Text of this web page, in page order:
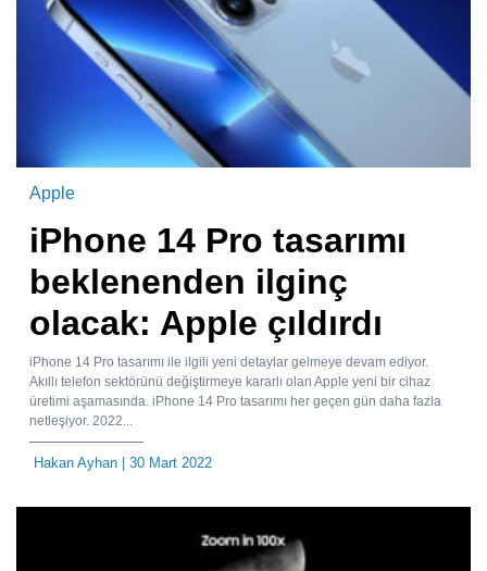
Apple
iPhone 14 Pro tasarımı
beklenenden ilginç
olacak: Apple çıldırdı
iPhone 14 Pro tasarımı ile ilgili yeni detaylar gelmeye devam ediyor.
Akıllı telefon sektörünü değiştirmeye kararlı olan Apple yeni bir cihaz
üretimi aşamasında. iPhone 14 Pro tasarımı her geçen gün daha fazla
netleşiyor. 2022...
Hakan Ayhan | 30 Mart 2022